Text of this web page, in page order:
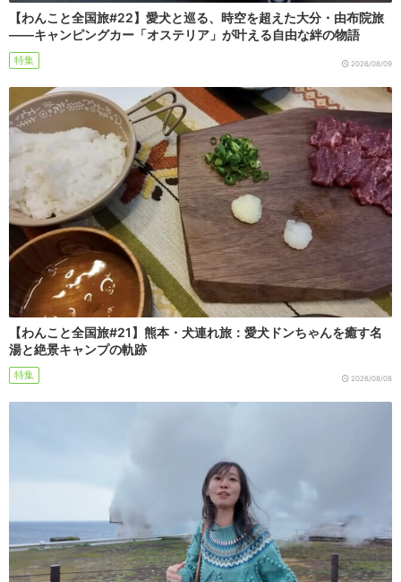
【わんこと全国旅#22】愛犬と巡る、時空を超えた大分・由布院旅
――キャンピングカー「オステリア」が叶える自由な絆の物語
特集 2026/08/09
【わんこと全国旅#21】熊本・犬連れ旅：愛犬ドンちゃんを癒す名
湯と絶景キャンプの軌跡
特集 2026/08/08